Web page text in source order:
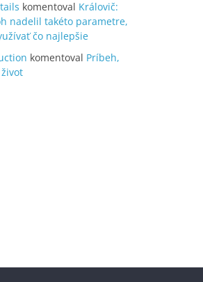
komentoval Královič:
nadelil takéto parametre,
čo najlepšie
komentoval Príbeh,